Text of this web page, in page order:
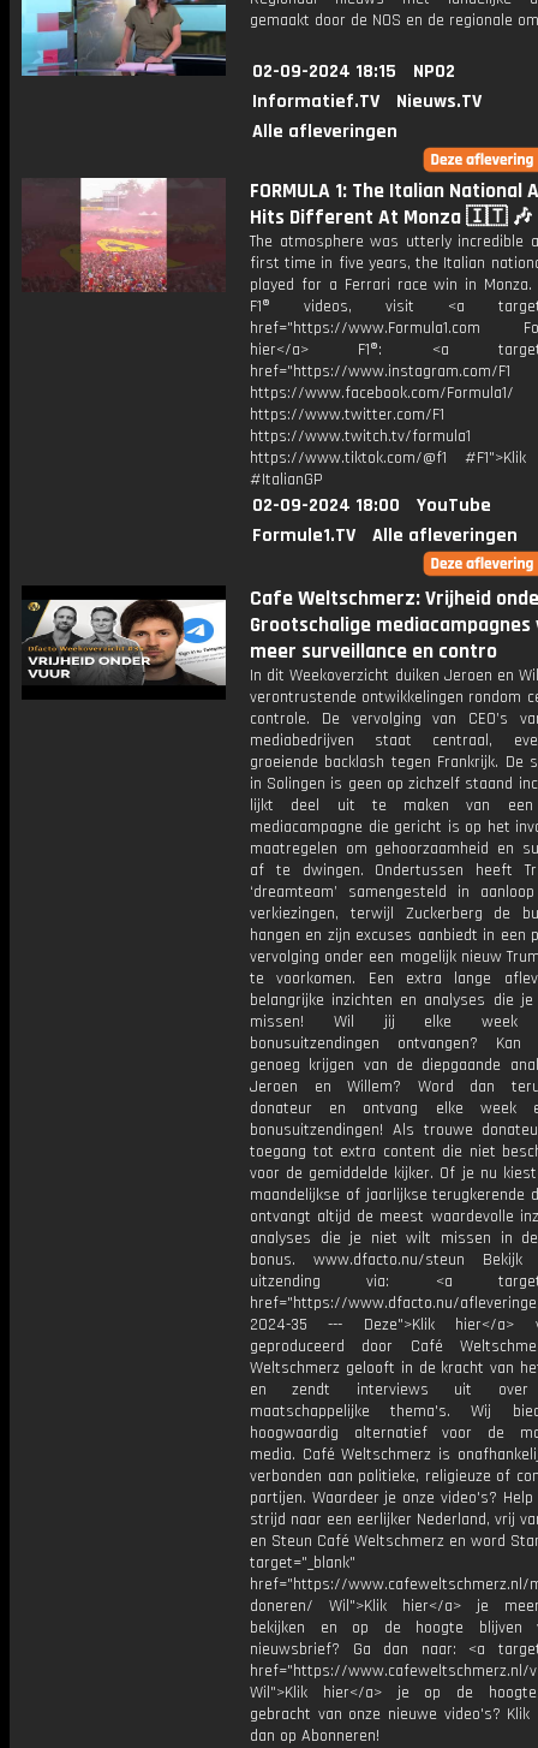
gemaakt door de NOS en de regionale
02-09-2024 18:15
NPO2
Informatief.TV
Nieuws.TV
Alle afleveringen
FORMULA 1: The Italian National
Hits Different At Monza 🇮🇹 🎶
The atmosphere was utterly incredible
first time in five years, the Italian
played for a Ferrari race win in Monza.
F1® videos, visit <a
href="https://www.Formula1.com
hier</a> F1®: <a
href="https://www.instagram.com/F1
https://www.facebook.com/Formula1/
https://www.twitter.com/F1
https://www.twitch.tv/formula1
https://www.tiktok.com/@f1
#ItalianGP
02-09-2024 18:00
YouTube
Formule1.TV
Alle afleveringen
Cafe Weltschmerz: Vrijheid
Grootschalige mediacampagnes
meer surveillance en contro
In dit Weekoverzicht duiken Jeroen en
verontrustende ontwikkelingen rondom
controle. De vervolging van CEO’s
mediabedrijven staat centraal,
groeiende backlash tegen Frankrijk. De
in Solingen is geen op zichzelf staand
lijkt deel uit te maken van een
mediacampagne die gericht is op het
maatregelen om gehoorzaamheid en
af te dwingen. Ondertussen heeft
‘dreamteam’ samengesteld in
verkiezingen, terwijl Zuckerberg de
hangen en zijn excuses aanbiedt in een
vervolging onder een mogelijk nieuw
te voorkomen. Een extra lange
belangrijke inzichten en analyses die
missen! Wil jij elke week
bonusuitzendingen ontvangen?
genoeg krijgen van de diepgaande
Jeroen en Willem? Word dan
donateur en ontvang elke week
bonusuitzendingen! Als trouwe
toegang tot extra content die niet
voor de gemiddelde kijker. Of je nu
maandelijkse of jaarlijkse terugkerende
ontvangt altijd de meest waardevolle
analyses die je niet wilt missen in
bonus. www.dfacto.nu/steun
uitzending via: <a
href="https://www.dfacto.nu/
2024-35 --- Deze">Klik hier</a>
geproduceerd door Café
Weltschmerz gelooft in de kracht van
en zendt interviews uit over
maatschappelijke thema's. Wij
hoogwaardig alternatief voor de
media. Café Weltschmerz is
verbonden aan politieke, religieuze of
partijen. Waardeer je onze video's?
strijd naar een eerlijker Nederland, vrij
en Steun Café Weltschmerz en word
target="_blank"
href="https://www.cafeweltschmerz.nl/
doneren/ Wil">Klik hier</a> je
bekijken en op de hoogte blijven
nieuwsbrief? Ga dan naar: <a
href="https://www.cafeweltschmerz.nl/
Wil">Klik hier</a> je op de
gebracht van onze nieuwe video's? Klik
dan op Abonneren!